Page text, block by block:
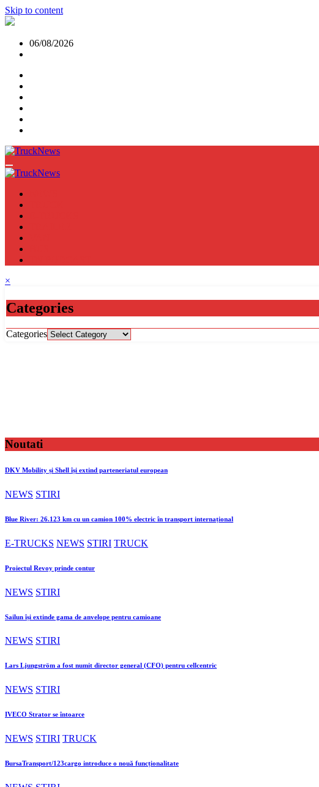
Skip to content
06/08/2026
×
Categories
Categories
Noutati
DKV Mobility și Shell își extind parteneriatul european
NEWS STIRI
Blue River: 26.123 km cu un camion 100% electric în transport internațional
E-TRUCKS NEWS STIRI TRUCK
Proiectul Revoy prinde contur
NEWS STIRI
Sailun își extinde gama de anvelope pentru camioane
NEWS STIRI
Lars Ljungström a fost numit director general (CFO) pentru cellcentric
NEWS STIRI
IVECO Strator se întoarce
NEWS STIRI TRUCK
BursaTransport/123cargo introduce o nouă funcționalitate